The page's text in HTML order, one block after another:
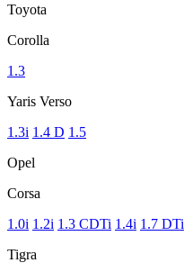
Toyota
Corolla
1.3
Yaris Verso
1.3i 1.4 D 1.5
Opel
Corsa
1.0i 1.2i 1.3 CDTi 1.4i 1.7 DTi
Tigra